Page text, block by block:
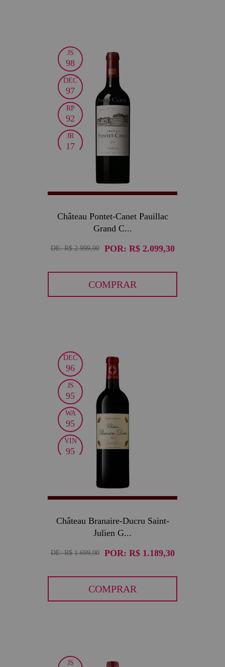
JS
98
DEC
97
RP
92
JR
17
Château Pontet-Canet Pauillac
Grand C...
DE:R$ 2.999,00 POR: R$ 2.099,30
COMPRAR
DEC
96
JS
95
WA
95
VIN
95
Château Branaire-Ducru Saint-
Julien G...
DE:R$ 1.699,00 POR: R$ 1.189,30
COMPRAR
JS